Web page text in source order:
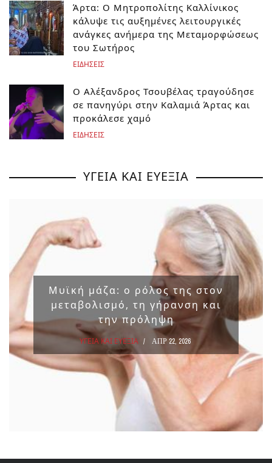
Άρτα: Ο Μητροπολίτης Καλλίνικος
κάλυψε τις αυξημένες λειτουργικές
ανάγκες ανήμερα της Μεταμορφώσεως
του Σωτήρος
ΕΙΔΗΣΕΙΣ
Ο Αλέξανδρος Τσουβέλας τραγούδησε
σε πανηγύρι στην Καλαμιά Άρτας και
προκάλεσε χαμό
ΕΙΔΗΣΕΙΣ
ΥΓΕΙΑ ΚΑΙ ΕΥΕΞΙΑ
Μυϊκή μάζα: ο ρόλος της στον
μεταβολισμό, τη γήρανση και
την πρόληψη
ΥΓΕΙΑ ΚΑΙ ΕΥΕΞΙΑ ΑΠΡ 22, 2026